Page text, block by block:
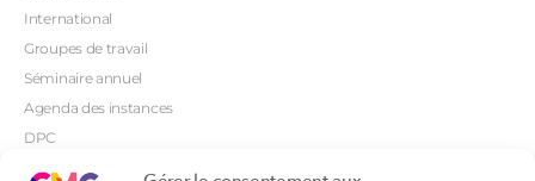
International
Groupes de travail
Séminaire annuel
Agenda des instances
DPC
CSI